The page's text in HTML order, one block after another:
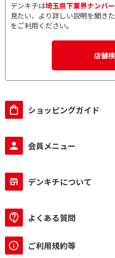
デンキチは埼玉県下業界ナンバ
見たい、より詳しい説明を聞き
をご利用ください。
店舗
ショッピングガイド
会員メニュー
デンキチについて
よくある質問
ご利用規約等